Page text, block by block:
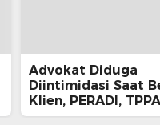
Advokat Diduga
Diintimidasi Saat
Klien, PERADI,
IKADIN Kompak